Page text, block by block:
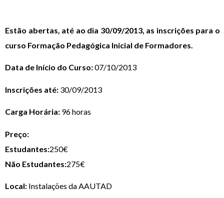
Estão abertas, até ao dia 30/09/2013, as inscrições para o
curso Formação Pedagógica Inicial de Formadores.
Data de Início do Curso:07/10/2013
Inscrições até: 30/09/2013
Carga Horária: 96 horas
Preço:
Estudantes:250€
Não Estudantes:275€
Local: Instalações da AAUTAD